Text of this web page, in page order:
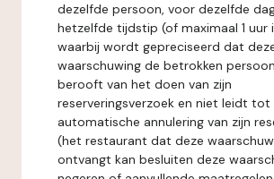
dezelfde persoon, voor dezelfde
hetzelfde tijdstip (of maximaal 1 uur
waarbij wordt gepreciseerd dat
waarschuwing de betrokken
berooft van het doen van zijn
reserveringsverzoek en niet leidt tot
automatische annulering van zijn
(het restaurant dat deze
ontvangt kan besluiten deze